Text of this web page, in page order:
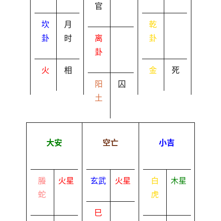
坎
卦
月
时
火 相
官
离
卦
阳
土
囚
乾
卦
金 死
大安
螣
蛇
火星
空亡
玄武 火星
巳
小吉
白
虎
木星